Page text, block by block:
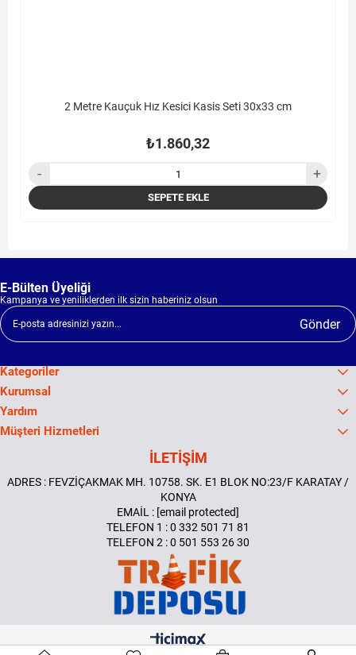
2 Metre Kauçuk Hız Kesici Kasis Seti 30x33 cm
₺1.860,32
SEPETE EKLE
E-Bülten Üyeliği
Kampanya ve yeniliklerden ilk sizin haberiniz olsun
Gönder
Kategoriler
Kurumsal
Yardım
Müşteri Hizmetleri
İLETİŞİM
ADRES : FEVZİÇAKMAK MH. 10758. SK. E1 BLOK NO:23/F KARATAY /
KONYA
EMAİL : [email protected]
TELEFON 1 : 0 332 501 71 81
TELEFON 2 : 0 501 553 26 30